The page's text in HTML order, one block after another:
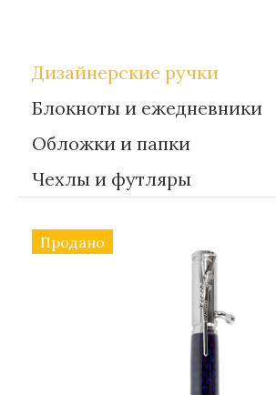
Дизайнерские ручки
Блокноты и ежедневники
Обложки и папки
Чехлы и футляры
Продано